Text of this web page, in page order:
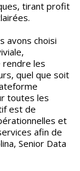
tirant profit
avons choisi
les
quel que soit
toutes les
est de
et
afin de
Senior Data